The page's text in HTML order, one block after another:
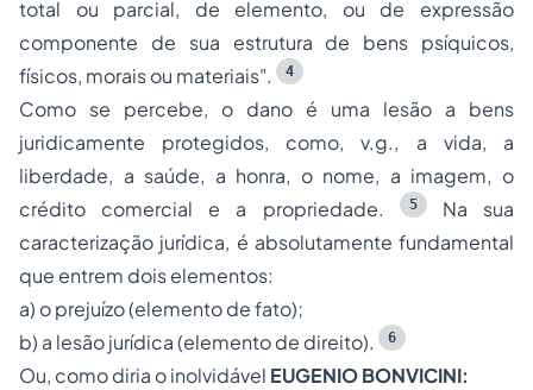
total ou parcial, de elemento, ou de expressão
componente de sua estrutura de bens psíquicos,
físicos, morais ou materiais".
4
Como se percebe, o dano é uma lesão a bens
juridicamente protegidos, como, v.g., a vida, a
liberdade, a saúde, a honra, o nome, a imagem, o
crédito comercial e a propriedade.
5 Na sua
caracterização jurídica, é absolutamente fundamental
que entrem dois elementos:
a) o prejuízo (elemento de fato);
b) a lesão jurídica (elemento de direito).
6
Ou, como diria o inolvidável EUGENIO BONVICINI: